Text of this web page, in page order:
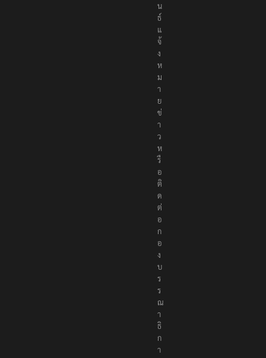
น
ธ์
แ
จ้
ง
ห
ม
า
ย
ข่
า
ว
ห
รื
อ
ติ
ด
ต่
อ
ก
อ
ง
บ
ร
ร
ณ
า
ธิ
ก
า